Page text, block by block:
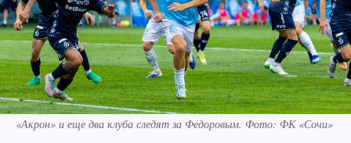
«Акрон» и еще два клуба следят за Федоровым. Фото: ФК «Сочи»